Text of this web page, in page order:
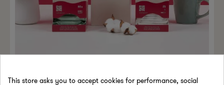
This store asks you to accept cookies for performance, social